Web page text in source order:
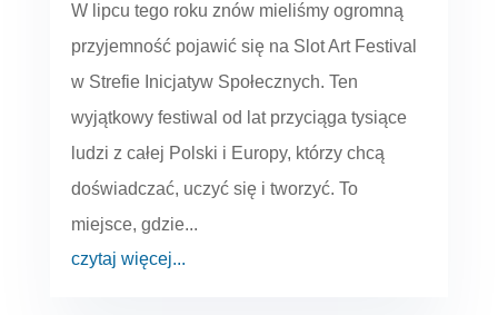
W lipcu tego roku znów mieliśmy ogromną
przyjemność pojawić się na Slot Art Festival
w Strefie Inicjatyw Społecznych. Ten
wyjątkowy festiwal od lat przyciąga tysiące
ludzi z całej Polski i Europy, którzy chcą
doświadczać, uczyć się i tworzyć. To
miejsce, gdzie...
czytaj więcej...